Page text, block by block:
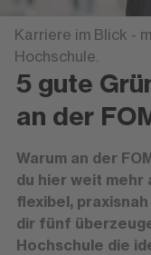
Karriere im Blick -
Hochschule.
5 gute
an der
Warum an der
du hier weit mehr
flexibel,
dir fünf
Hochschule die